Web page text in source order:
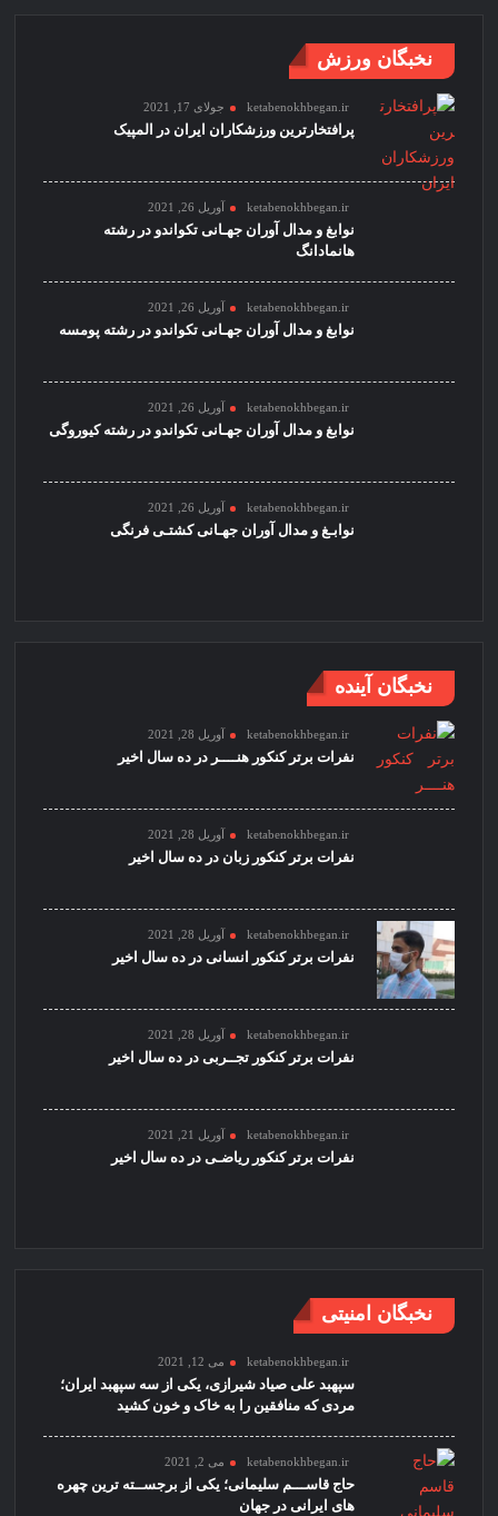
نخبگان ورزش
ketabenokhbegan.ir جولای 17, 2021
پرافتخارترین ورزشکاران ایران در المپیک
ketabenokhbegan.ir آوریل 26, 2021
نوابغ و مدال آوران جهـانی تکواندو در رشته
هانمادانگ
ketabenokhbegan.ir آوریل 26, 2021
نوابغ و مدال آوران جهـانی تکواندو در رشته پومسه
ketabenokhbegan.ir آوریل 26, 2021
نوابغ و مدال آوران جهـانی تکواندو در رشته کیوروگی
ketabenokhbegan.ir آوریل 26, 2021
نوابـغ و مدال آوران جهـانی کشتـی فرنگی
نخبگان آینده
ketabenokhbegan.ir آوریل 28, 2021
نفرات برتر کنکور هنــــر در ده سال اخیر
ketabenokhbegan.ir آوریل 28, 2021
نفرات برتر کنکور زبان در ده سال اخیر
ketabenokhbegan.ir آوریل 28, 2021
نفرات برتر کنکور انسانی در ده سال اخیر
ketabenokhbegan.ir آوریل 28, 2021
نفرات برتر کنکور تجــربی در ده سال اخیر
ketabenokhbegan.ir آوریل 21, 2021
نفرات برتر کنکور ریاضـی در ده سال اخیر
نخبگان امنیتی
ketabenokhbegan.ir می 12, 2021
سپهبد علی صیاد شیرازی، یکی از سه سپهبد ایران؛
مردی که منافقین را به خاک و خون کشید
ketabenokhbegan.ir می 2, 2021
حاج قاســـم سلیمانی؛ یکی از برجســته ترین چهره
های ایرانی در جهان